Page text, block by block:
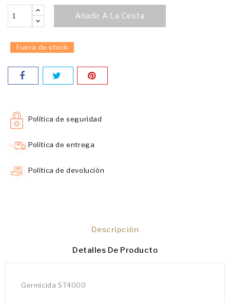
Añadir A La Cesta
Fuera de stock
Política de seguridad
Política de entrega
Política de devolución
Descripción
Detalles De Producto
Germicida ST4000